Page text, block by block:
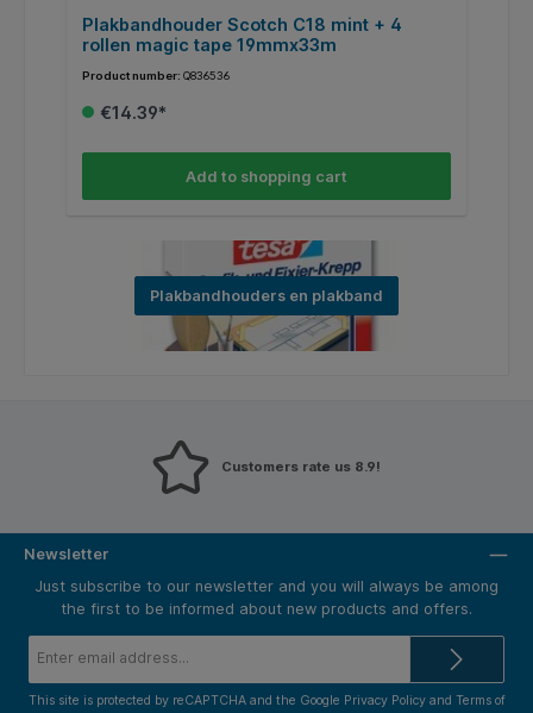
Plakbandhouder Scotch C18 mint + 4
rollen magic tape 19mmx33m
Product number: Q836536
€14.39*
Add to shopping cart
Plakbandhouders en plakband
Customers rate us 8.9!
Newsletter
Just subscribe to our newsletter and you will always be among
the first to be informed about new products and offers.
This site is protected by reCAPTCHA and the Google Privacy Policyand Terms of